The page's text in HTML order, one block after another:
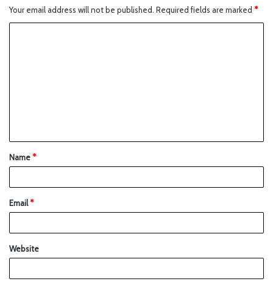
Your email address will not be published. Required fields are marked *
Name*
Email*
Website